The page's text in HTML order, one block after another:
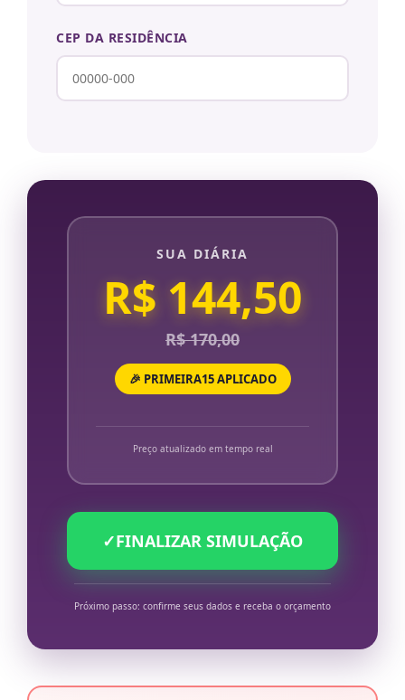
CEP DA RESIDÊNCIA
SUA DIÁRIA
R$ 144,50
R$ 170,00
🎉 PRIMEIRA15 APLICADO
Preço atualizado em tempo real
✓FINALIZAR SIMULAÇÃO
Próximo passo: confirme seus dados e receba o orçamento